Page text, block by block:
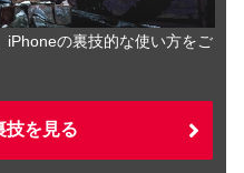
iPhoneの裏技的な使い方をご
技を見る